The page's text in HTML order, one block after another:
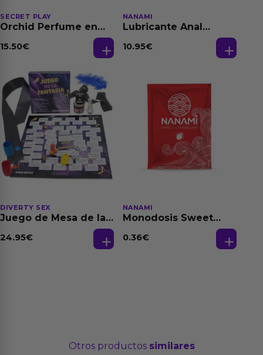
SECRET PLAY
Orchid Perfume en
Feromonas 20 ml
15.50€
NANAMI
Lubricante Anal
Dilatación Base Agua
10.95€
DIVERTY SEX
Juego de Mesa de las
24.95€
NANAMI
Monodosis Sweet
Base Agua 4 ml
0.36€
Otros productos similares